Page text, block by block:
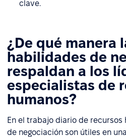
clave.
¿De qué manera
habilidades de
respaldan a los
especialistas de
humanos?
En el trabajo diario de recursos
de negociación son útiles en